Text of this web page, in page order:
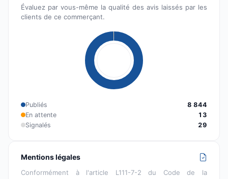
Évaluez par vous-même la qualité des avis laissés par les
clients de ce commerçant.
Publiés
8 844
En attente
13
Signalés
29
Mentions légales
Conformément à l'article L111-7-2 du Code de la